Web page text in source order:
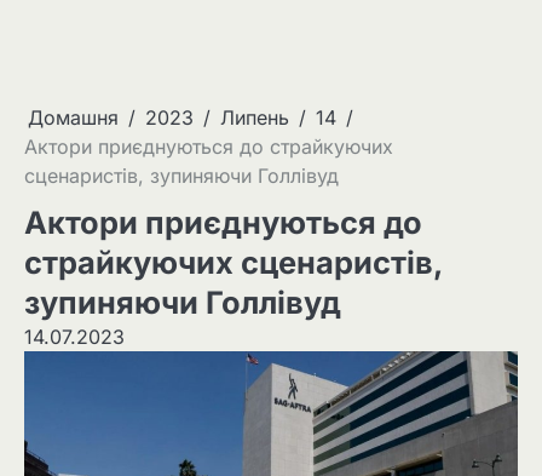
Домашня 2023 Липень
14
Актори приєднуються до страйкуючих
сценаристів, зупиняючи Голлівуд
Актори приєднуються до
страйкуючих сценаристів,
зупиняючи Голлівуд
14.07.2023